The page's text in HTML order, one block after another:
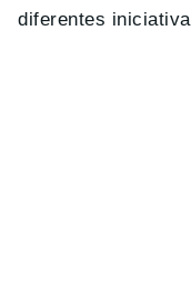
diferentes